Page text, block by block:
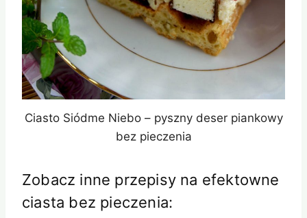
Ciasto Siódme Niebo – pyszny deser piankowy
bez pieczenia
Zobacz inne przepisy na efektowne
ciasta bez pieczenia: